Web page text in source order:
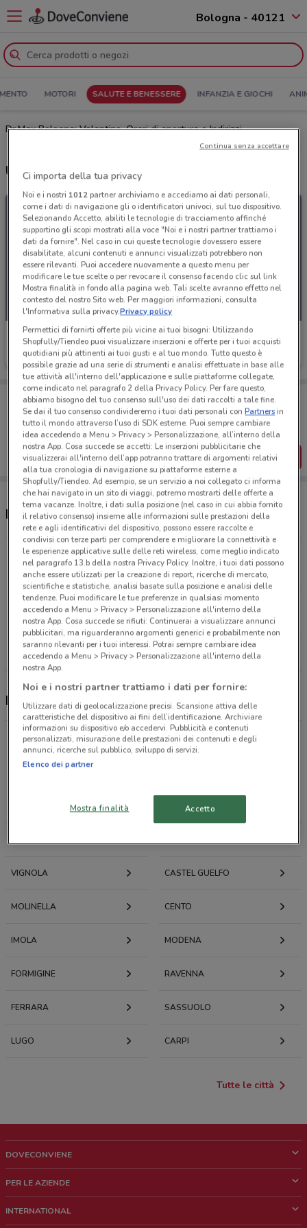
Bologna - 40121
MOTORI SALUTE E BENESSERE INFANZIA E GIOCHI
Dr.Max Bologna: Volantino, Orari di apertura e Indirizzi
Ultime offerte del volantino Dr.Max
Dr.Max
Scade il 01/09
Porta DoveConviene sempre con te!
Puoi trovare le migliori offerte dei negozi vicino a te,
salvarle e creare la tua lista del risparmio, comodamente
dal tuo cellulare.
SCARICA L’APP
Negozi Dr.Max a Bologna
Piazza Di Porta Castiglione 15/E Bologna
1.8 km
CHIUSO
Via Degli Orti, 14 Bologna
3.2 km
CHIUSO
Tutti i negozi Dr.Max
Dr.Max, offerte e negozi
Offerte volantini e cataloghi per città nelle vicinanze
CASALECCHIO DI RENO
VIGNOLA CASTEL GUELFO
MOLINELLA CENTO
IMOLA MODENA
FORMIGINE RAVENNA
FERRARA SASSUOLO
LUGO CARPI
Tutte le città
DOVECONVIENE
Chi siamo
PER LE AZIENDE
INTERNATIONAL
Ci importa della tua privacy
Noi e i nostri 1012partner archiviamo e accediamo ai dati personali,
come i dati di navigazione gli o identificatori univoci, sul tuo dispositivo.
Selezionando Accetto, abiliti le tecnologie di tracciamento affinché
supportino gli scopi mostrati alla voce "Noi e i nostri partner trattiamo i
dati da fornire". Nel caso in cui queste tecnologie dovessero essere
disabilitate, alcuni contenuti e annunci visualizzati potrebbero non
essere rilevanti. Puoi accedere nuovamente a questo menu per
modificare le tue scelte o per revocare il consenso facendo clic sul link
Mostra finalità in fondo alla pagina web. Tali scelte avranno effetto nel
contesto del nostro Sito web. Per maggiori informazioni, consulta
l'Informativa sulla privacy.Privacy policy
Permettici di fornirti offerte più vicine ai tuoi bisogni: Utilizzando
Shopfully/Tiendeo puoi visualizzare inserzioni e offerte per i tuoi acquisti
quotidiani più attinenti ai tuoi gusti e al tuo mondo. Tutto questo è
possibile grazie ad una serie di strumenti e analisi effettuate in base alle
tue attività all'interno dell'applicazione e sulle piattaforme collegate,
come indicato nel paragrafo 2 della Privacy Policy. Per fare questo,
abbiamo bisogno del tuo consenso sull'uso dei dati raccolti a tale fine.
Se dai il tuo consenso condivideremo i tuoi dati personali conPartnersin
tutto il mondo attraverso l’uso di SDK esterne. Puoi sempre cambiare
idea accedendo a Menu > Privacy > Personalizzazione, all’interno della
nostra App. Cosa succede se accetti: Le inserzioni pubblicitarie che
visualizzerai all'interno dell’app potranno trattare di argomenti relativi
alla tua cronologia di navigazione su piattaforme esterne a
Shopfully/Tiendeo. Ad esempio, se un servizio a noi collegato ci informa
che hai navigato in un sito di viaggi, potremo mostrarti delle offerte a
tema vacanze. Inoltre, i dati sulla posizione (nel caso in cui abbia fornito
il relativo consenso) insieme alle informazioni sulle prestazioni della
rete e agli identificativi del dispositivo, possono essere raccolte e
condivisi con terze parti per comprendere e migliorare la connettività e
le esperienze applicative sulle delle reti wireless, come meglio indicato
nel paragrafo 13.b della nostra Privacy Policy. Inoltre, i tuoi dati possono
anche essere utilizzati per la creazione di report, ricerche di mercato,
scientifiche e statistiche, analisi basate sulla posizione e analisi delle
tendenze. Puoi modificare le tue preferenze in qualsiasi momento
accedendo a Menu > Privacy > Personalizzazione all'interno della
nostra App. Cosa succede se rifiuti: Continuerai a visualizzare annunci
pubblicitari, ma riguarderanno argomenti generici e probabilmente non
saranno rilevanti per i tuoi interessi. Potrai sempre cambiare idea
accedendo a Menu > Privacy > Personalizzazione all'interno della
nostra App.
Noi e i nostri partner trattiamo i dati per fornire:
Utilizzare dati di geolocalizzazione precisi. Scansione attiva delle
caratteristiche del dispositivo ai fini dell’identificazione. Archiviare
informazioni su dispositivo e/o accedervi. Pubblicità e contenuti
personalizzati, misurazione delle prestazioni dei contenuti e degli
annunci, ricerche sul pubblico, sviluppo di servizi.
Elenco dei partner
Mostra finalità Accetto
Continua senza accettare